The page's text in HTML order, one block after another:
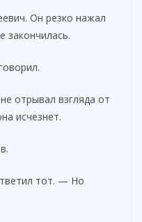
Он резко нажал
закончилась.
отрывал взгляда от
исчезнет.
тот. — Но